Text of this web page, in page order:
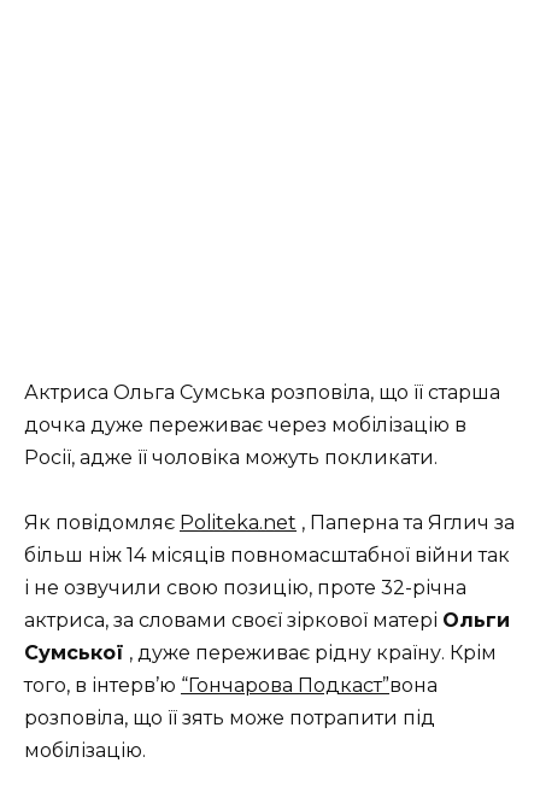
Актриса Ольга Сумська розповіла, що її старша
дочка дуже переживає через мобілізацію в
Росії, адже її чоловіка можуть покликати.
Як повідомляє Politeka.net , Паперна та Яглич за
більш ніж 14 місяців повномасштабної війни так
і не озвучили свою позицію, проте 32-річна
актриса, за словами своєї зіркової матері Ольги
Сумської , дуже переживає рідну країну. Крім
того, в інтерв’ю “Гончарова Подкаст”вона
розповіла, що її зять може потрапити під
мобілізацію.